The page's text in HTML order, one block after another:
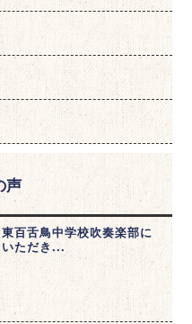
声
東百舌鳥中学校吹奏楽部に
ただき...